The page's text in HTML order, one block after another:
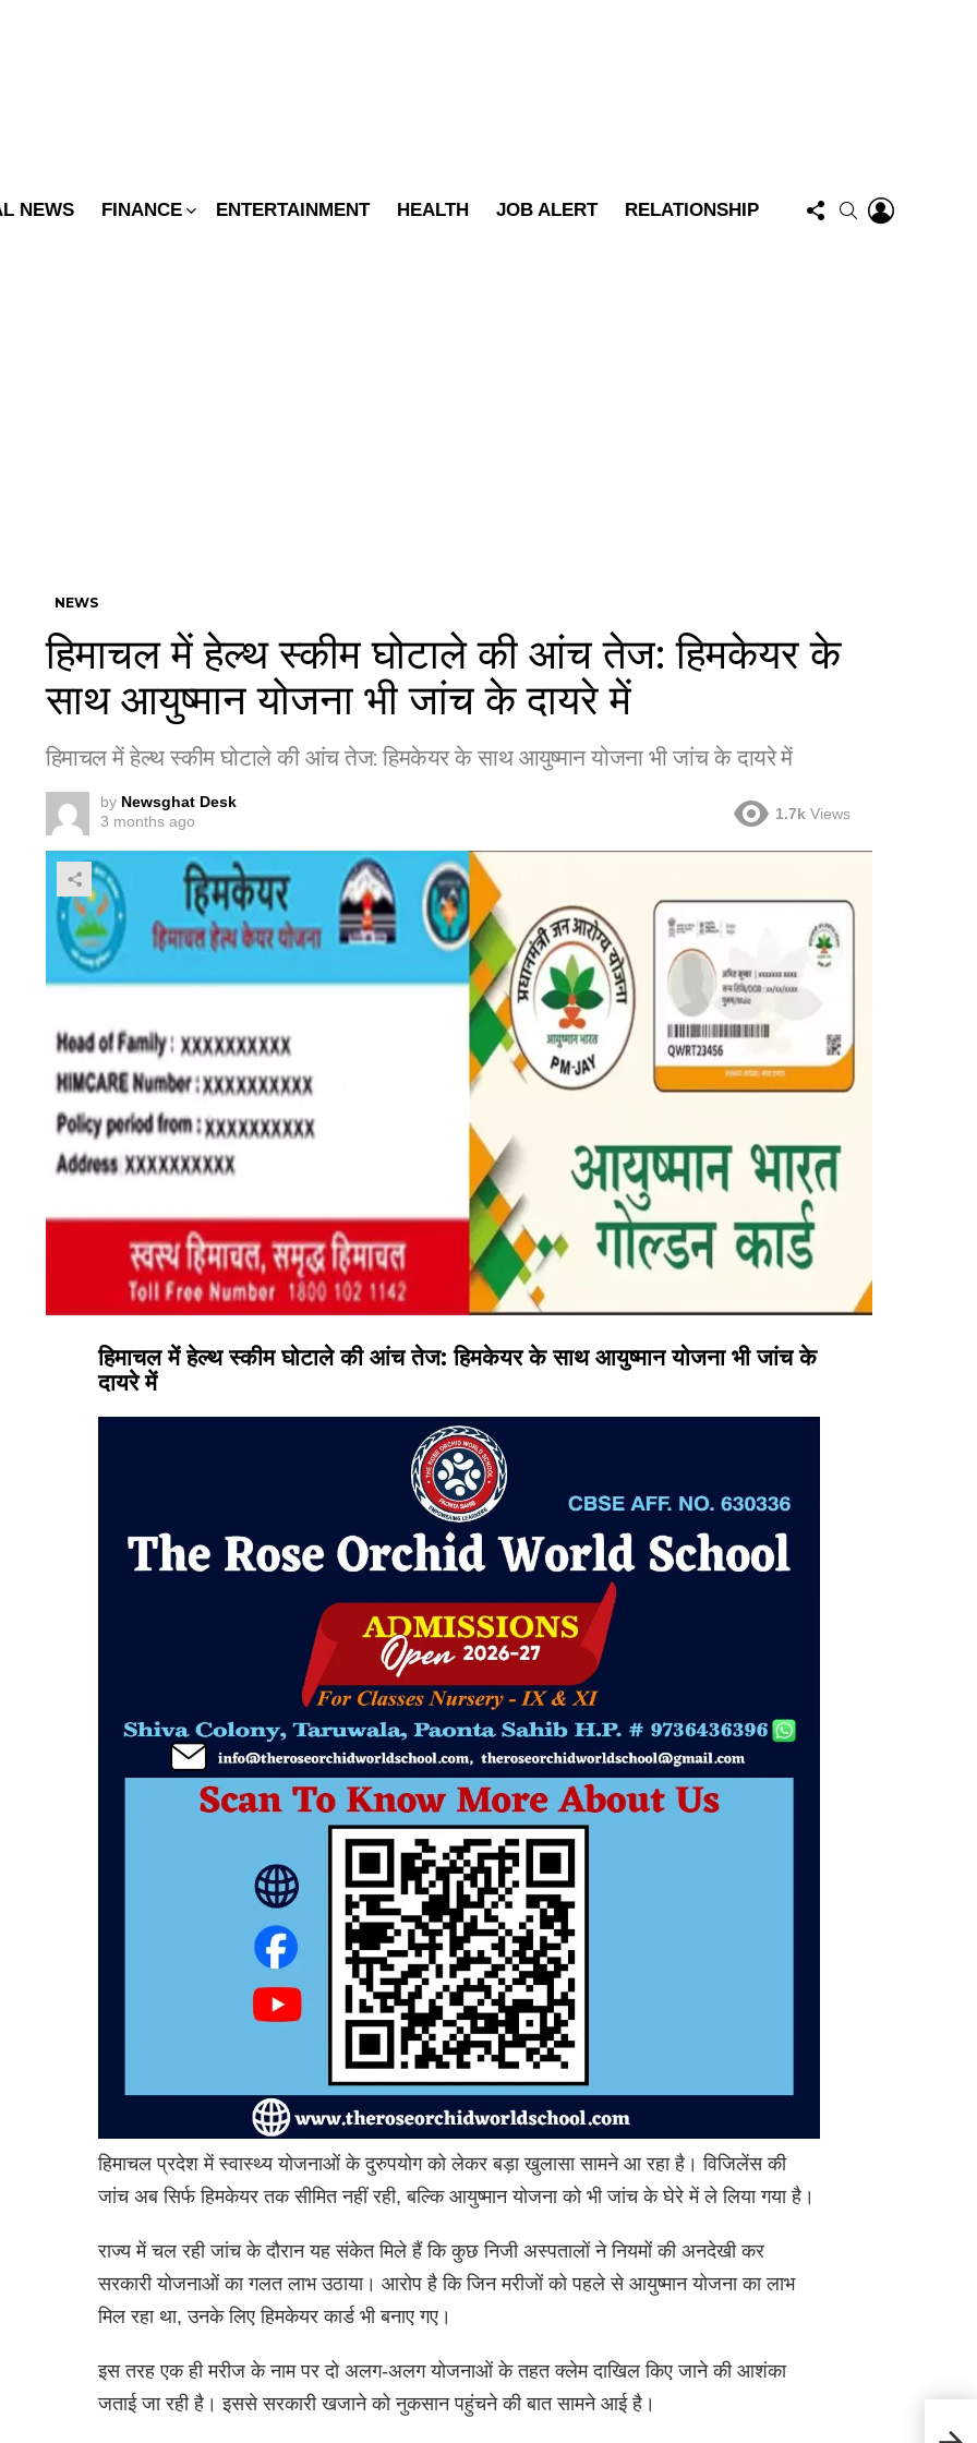
NEWS FINANCE ENTERTAINMENT HEALTH JOB ALERT RELATIONSHIP
FOLLOW
US
SEARCH
NEWS
हिमाचल में हेल्थ स्कीम घोटाले की आंच तेज: हिमकेयर के
साथ आयुष्मान योजना भी जांच के दायरे में
हिमाचल में हेल्थ स्कीम घोटाले की आंच तेज: हिमकेयर के साथ आयुष्मान योजना भी जांच के दायरे में
by Newsghat Desk
3 months ago
1.7k Views
हिमाचल में हेल्थ स्कीम घोटाले की आंच तेज: हिमकेयर के साथ आयुष्मान योजना भी जांच के
दायरे में
हिमाचल प्रदेश में स्वास्थ्य योजनाओं के दुरुपयोग को लेकर बड़ा खुलासा सामने आ रहा है। विजिलेंस की
जांच अब सिर्फ हिमकेयर तक सीमित नहीं रही, बल्कि आयुष्मान योजना को भी जांच के घेरे में ले लिया गया है।
राज्य में चल रही जांच के दौरान यह संकेत मिले हैं कि कुछ निजी अस्पतालों ने नियमों की अनदेखी कर
सरकारी योजनाओं का गलत लाभ उठाया। आरोप है कि जिन मरीजों को पहले से आयुष्मान योजना का लाभ
मिल रहा था, उनके लिए हिमकेयर कार्ड भी बनाए गए।
इस तरह एक ही मरीज के नाम पर दो अलग-अलग योजनाओं के तहत क्लेम दाखिल किए जाने की आशंका
जताई जा रही है। इससे सरकारी खजाने को नुकसान पहुंचने की बात सामने आई है।